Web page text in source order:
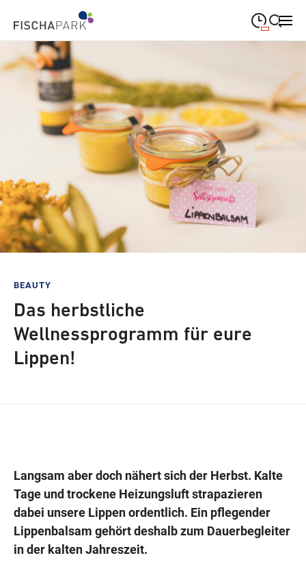
Montag
MONTAG
Dienstag
DIENSTAG 19:00
Mittwoch
MITTWOCH 09:00— 19:00
DONNERSTAG 09:00—
Freitag
FREITAG 09:00
Samstag
SAMSTAG
BEAUTY
Das herbstliche
Wellnessprogramm für eure
Lippen!
Langsam aber doch nähert sich der Herbst. Kalte
Tage und trockene Heizungsluft strapazieren
dabei unsere Lippen ordentlich. Ein pflegender
Lippenbalsam gehört deshalb zum Dauerbegleiter
in der kalten Jahreszeit.